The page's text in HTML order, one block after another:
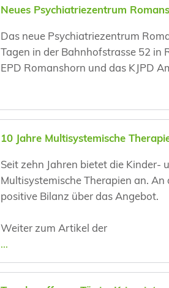
Neues Psychiatriezentrum
Das neue Psychiatriezentrum
Tagen in der Bahnhofstrasse 52 in
EPD Romanshorn und das KJPD
10 Jahre Multisystemische
Seit zehn Jahren bietet die Kinder-
Multisystemische Therapien an.
positive Bilanz über das Angebot.
Weiter zum Artikel der
...